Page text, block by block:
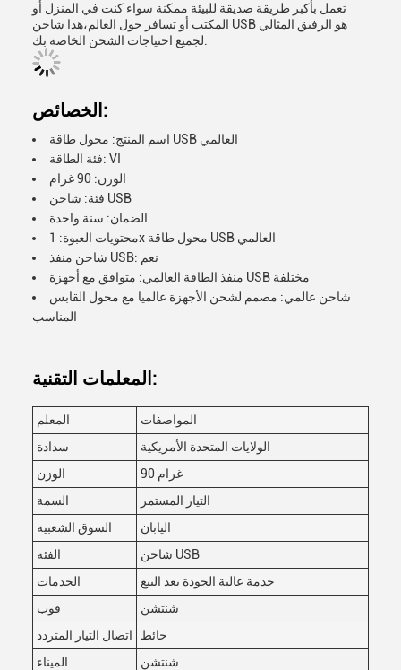
تعمل بأكبر طريقة صديقة للبيئة ممكنة سواء كنت في المنزل أو
المكتب أو تسافر حول العالم،هذا شاحن USB هو الرفيق المثالي
الخصائص:
اسم المنتج: محول طاقة USB العالمي
فئة الطاقة: VI
الوزن: 90 غرام
فئة: شاحن USB
الضمان: سنة واحدة
محتويات العبوة: 1x محول طاقة USB العالمي
شاحن منفذ USB: نعم
منفذ الطاقة العالمي: متوافق مع أجهزة USB مختلفة
شاحن عالمي: مصمم لشحن الأجهزة عالميا مع محول القابس
المناسب
المعلمات التقنية:
المعلم
المواصفات
سدادة
الولايات المتحدة الأمريكية
الوزن
90 غرام
السمة
التيار المستمر
السوق الشعبية
اليابان
الفئة
شاحن USB
الخدمات
خدمة عالية الجودة بعد البيع
فوب
شنتشن
اتصال التيار المتردد
حائط
الميناء
شنتشن